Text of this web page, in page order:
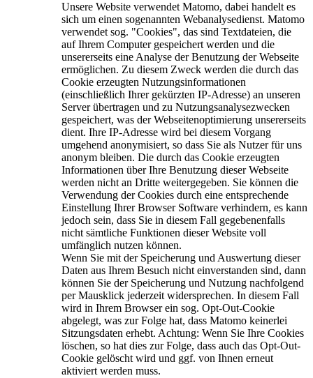
Unsere Website verwendet Matomo, dabei handelt es
sich um einen sogenannten Webanalysedienst. Matomo
verwendet sog. "Cookies", das sind Textdateien, die
auf Ihrem Computer gespeichert werden und die
unsererseits eine Analyse der Benutzung der Webseite
ermöglichen. Zu diesem Zweck werden die durch das
Cookie erzeugten Nutzungsinformationen
(einschließlich Ihrer gekürzten IP-Adresse) an unseren
Server übertragen und zu Nutzungsanalysezwecken
gespeichert, was der Webseitenoptimierung unsererseits
dient. Ihre IP-Adresse wird bei diesem Vorgang
umgehend anonymisiert, so dass Sie als Nutzer für uns
anonym bleiben. Die durch das Cookie erzeugten
Informationen über Ihre Benutzung dieser Webseite
werden nicht an Dritte weitergegeben. Sie können die
Verwendung der Cookies durch eine entsprechende
Einstellung Ihrer Browser Software verhindern, es kann
jedoch sein, dass Sie in diesem Fall gegebenenfalls
nicht sämtliche Funktionen dieser Website voll
umfänglich nutzen können.
Wenn Sie mit der Speicherung und Auswertung dieser
Daten aus Ihrem Besuch nicht einverstanden sind, dann
können Sie der Speicherung und Nutzung nachfolgend
per Mausklick jederzeit widersprechen. In diesem Fall
wird in Ihrem Browser ein sog. Opt-Out-Cookie
abgelegt, was zur Folge hat, dass Matomo keinerlei
Sitzungsdaten erhebt. Achtung: Wenn Sie Ihre Cookies
löschen, so hat dies zur Folge, dass auch das Opt-Out-
Cookie gelöscht wird und ggf. von Ihnen erneut
aktiviert werden muss.